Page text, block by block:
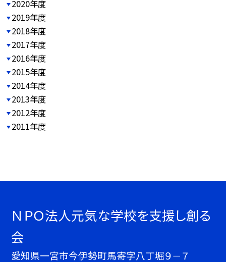
2020年度
2019年度
2018年度
2017年度
2016年度
2015年度
2014年度
2013年度
2012年度
2011年度
ＮＰＯ法人元気な学校を支援し創る
会
愛知県一宮市今伊勢町馬寄字八丁堀９－７